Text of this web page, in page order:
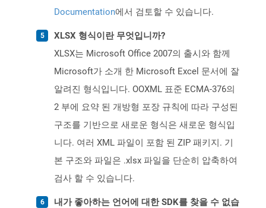
Documentation에서 검토할 수 있습니다.
XLSX 형식이란 무엇입니까?
XLSX는 Microsoft Office 2007의 출시와 함께
Microsoft가 소개 한 Microsoft Excel 문서에 잘
알려진 형식입니다. OOXML 표준 ECMA-376의
2 부에 요약 된 개방형 포장 규칙에 따라 구성된
구조를 기반으로 새로운 형식은 새로운 형식입
니다. 여러 XML 파일이 포함 된 ZIP 패키지. 기
본 구조와 파일은 .xlsx 파일을 단순히 압축하여
검사 할 수 있습니다.
내가 좋아하는 언어에 대한 SDK를 찾을 수 없습